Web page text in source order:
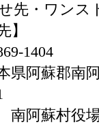
先・ワンス
】
1404
阿蘇郡南阿
役場ふ